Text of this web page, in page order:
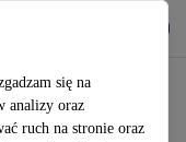
się na
analizy oraz
ruch na stronie oraz